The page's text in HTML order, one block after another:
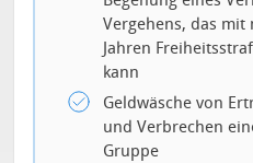
Vergehens, das
Jahren
kann
Geldwäsche von
und Verbrechen
Gruppe